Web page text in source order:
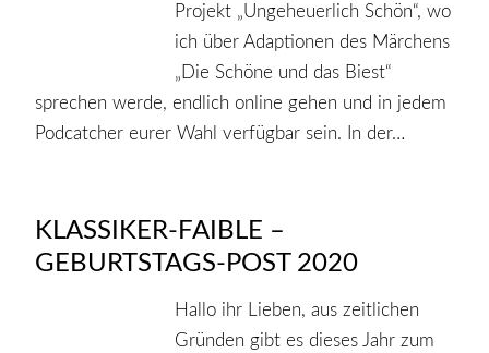
Projekt „Ungeheuerlich Schön“, wo
ich über Adaptionen des Märchens
„Die Schöne und das Biest“
sprechen werde, endlich online gehen und in jedem
Podcatcher eurer Wahl verfügbar sein. In der…
KLASSIKER-FAIBLE –
GEBURTSTAGS-POST 2020
Hallo ihr Lieben, aus zeitlichen
Gründen gibt es dieses Jahr zum